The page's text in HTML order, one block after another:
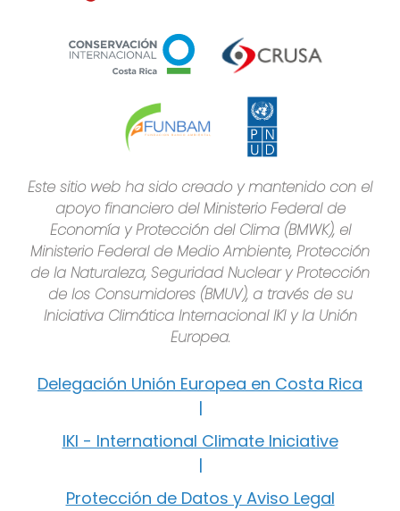
Este sitio web ha sido creado y mantenido con el
apoyo financiero del Ministerio Federal de
Economía y Protección del Clima (BMWK), el
Ministerio Federal de Medio Ambiente, Protección
de la Naturaleza, Seguridad Nuclear y Protección
de los Consumidores (BMUV), a través de su
Iniciativa Climática Internacional IKI y la Unión
Europea.
Delegación Unión Europea en Costa Rica
|
IKI - International Climate Iniciative
|
Protección de Datos y Aviso Legal